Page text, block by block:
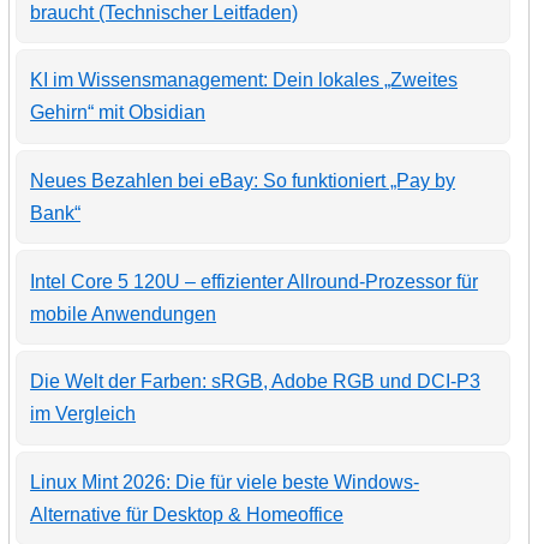
braucht (Technischer Leitfaden)
KI im Wissensmanagement: Dein lokales „Zweites
Gehirn“ mit Obsidian
Neues Bezahlen bei eBay: So funktioniert „Pay by
Bank“
Intel Core 5 120U – effizienter Allround-Prozessor für
mobile Anwendungen
Die Welt der Farben: sRGB, Adobe RGB und DCI-P3
im Vergleich
Linux Mint 2026: Die für viele beste Windows-
Alternative für Desktop & Homeoffice